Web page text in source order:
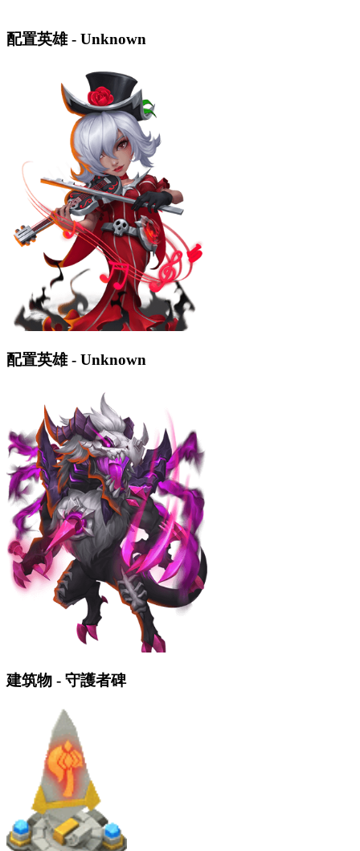
配置英雄 - Unknown
配置英雄 - Unknown
建筑物 - 守護者碑